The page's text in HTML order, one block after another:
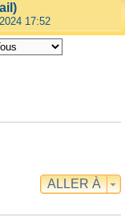
17:52
ALLER À